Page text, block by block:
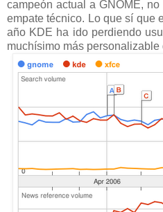
campeón actual a GNOME,
empate técnico. Lo que sí que
año KDE ha ido perdiendo
muchísimo más personalizable